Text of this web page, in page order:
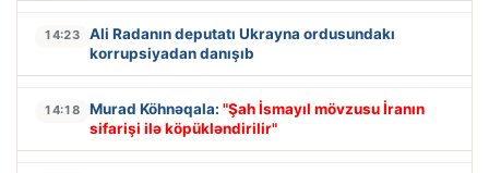
14:23
Ali Radanın deputatı Ukrayna ordusundakı
korrupsiyadan danışıb
14:18 Murad Köhnəqala: "Şah İsmayıl mövzusu İranın
sifarişi ilə köpükləndirilir"